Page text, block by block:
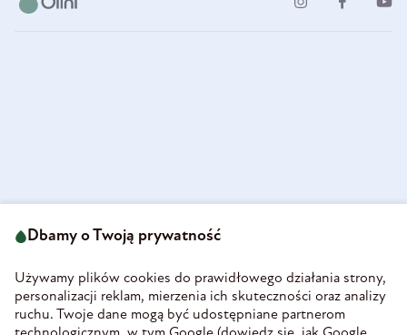
58-160 Świebodzice
REGON 890213034
INFORMACJE
Dbamy o Twoją prywatność
Używamy plików cookies do prawidłowego działania strony,
personalizacji reklam, mierzenia ich skuteczności oraz analizy
ruchu. Twoje dane mogą być udostępniane partnerom